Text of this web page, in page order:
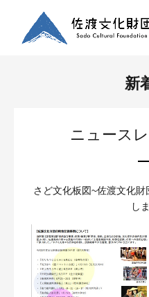
新
ニュース
さど文化板図~佐渡文化
し